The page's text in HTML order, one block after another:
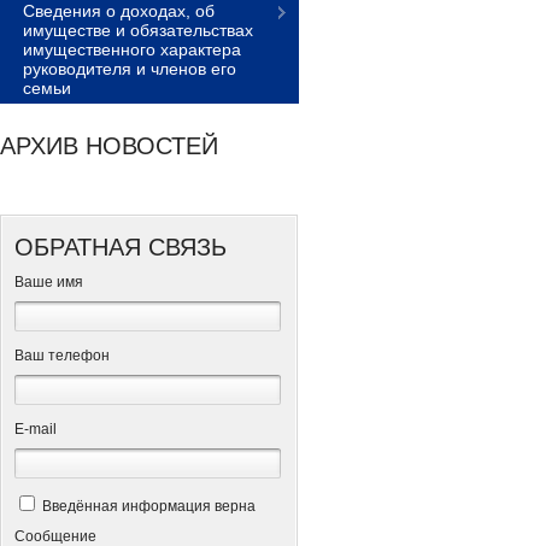
Сведения о доходах, об
имуществе и обязательствах
имущественного характера
руководителя и членов его
семьи
АРХИВ НОВОСТЕЙ
ОБРАТНАЯ СВЯЗЬ
Ваше имя
Ваш телефон
Е-mail
Введённая информация верна
Сообщение